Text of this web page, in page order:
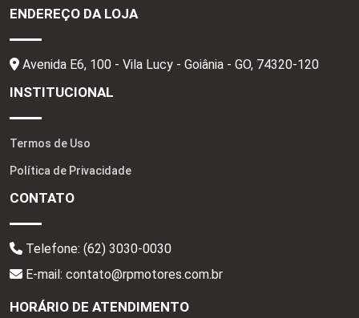
ENDEREÇO DA LOJA
Avenida E6, 100 - Vila Lucy - Goiânia - GO, 74320-120
INSTITUCIONAL
Termos de Uso
Política de Privacidade
CONTATO
Telefone: (62) 3030-0030
E-mail: contato@rpmotores.com.br
HORÁRIO DE ATENDIMENTO